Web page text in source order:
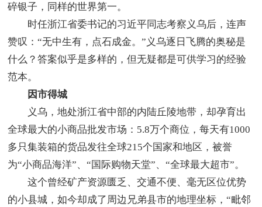
碎银子，同样的世界第一。
时任浙江省委书记的习近平同志考察义乌后，连声
赞叹：“无中生有，点石成金。”义乌逐日飞腾的奥秘是
什么？答案似乎是多样的，但无疑都是可供学习的经验
范本。
因市得城
义乌，地处浙江省中部的内陆丘陵地带，却孕育出
全球最大的小商品批发市场：5.8万个商位，每天有1000
多只集装箱的货品发往全球215个国家和地区，被誉
为“小商品海洋”、“国际购物天堂”、“全球最大超市”。
这个曾经矿产资源匮乏、交通不便、毫无区位优势
的小县城，如今却成了周边兄弟县市的地理坐标，“毗邻